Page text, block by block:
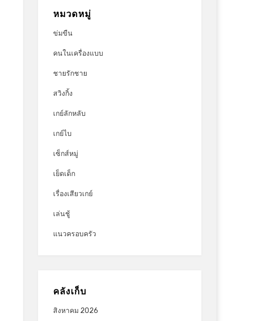
หมวดหมู่
ข่มขืน
คนในเครื่องแบบ
ชายรักชาย
สวิงกิ้ง
เกย์ลักหลับ
เกย์ไบ
เซ็กส์หมู่
เย็ดเด็ก
เรื่องเสียวเกย์
เล่นชู้
แนวครอบครัว
คลังเก็บ
สิงหาคม 2026